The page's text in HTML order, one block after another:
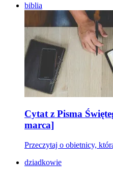
biblia
Cytat z Pisma
marca]
Przeczytaj o obietnicy,
dziadkowie